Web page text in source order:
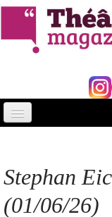
Avignon 2026
Stephan
(01/06/26)